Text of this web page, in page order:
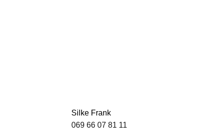
Silke Frank
069 66 07 81 11